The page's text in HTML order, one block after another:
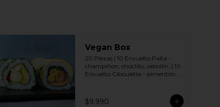
Vegan Box
20 Piezas | 10 Envuelto Palta -
champiñon, choclillo, cebollín. | 10
Envuelto Ciboulette - pimentón,
palitos
$9.990